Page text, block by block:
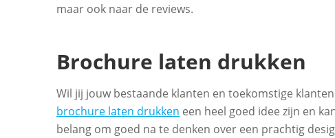
maar ook naar de reviews.
Brochure laten drukken
Wil jij jouw bestaande klanten en toekomstige
brochure laten drukken een heel goed idee zijn en
belang om goed na te denken over een prachtig